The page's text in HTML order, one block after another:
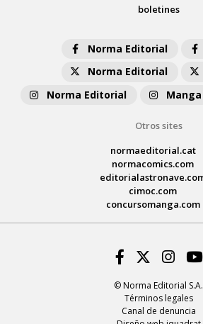
boletines
Norma Editorial
Norma Editorial
Norma Editorial
Manga
Otros sites
normaeditorial.cat
normacomics.com
cimoc.com
concursomanga.com
© Norma Editorial S.A.
Términos legales
Canal de denuncia
Facebook
Twitter